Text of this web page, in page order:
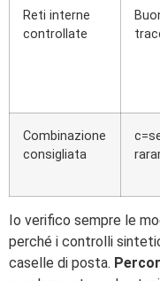
Reti interne
controllate
Combinazione
consigliata
Io verifico sempre le
perché i controlli
caselle di posta.